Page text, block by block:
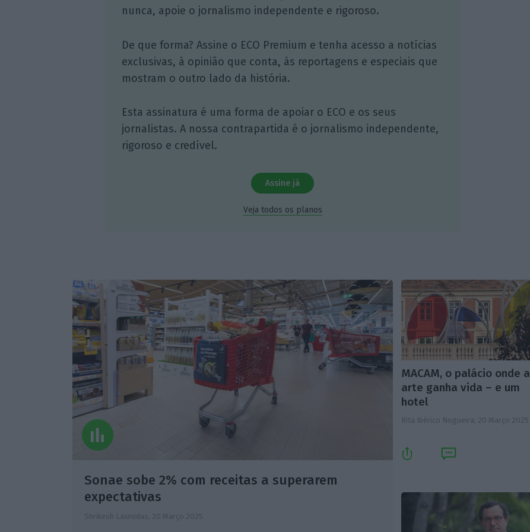
nunca, apoie o jornalismo independente e rigoroso.
De que forma? Assine o ECO Premium e tenha acesso a notícias
exclusivas, à opinião que conta, às reportagens e especiais que
mostram o outro lado da história.
Esta assinatura é uma forma de apoiar o ECO e os seus
jornalistas. A nossa contrapartida é o jornalismo independente,
rigoroso e credível.
Assine já
Veja todos os planos
Sonae sobe 2% com receitas a superarem
expectativas
Shrikesh Laxmidas, 20 Março 2025
MACAM, o palácio onde a
arte ganha vida – e um
hotel
Rita Ibérico Nogueira, 20 Março 2025